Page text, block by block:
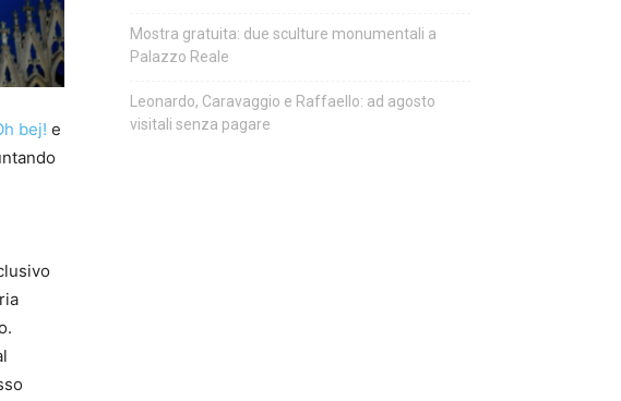
bej! e
Mostra gratuita: due sculture monumentali a
Palazzo Reale
Leonardo, Caravaggio e Raffaello: ad agosto
visitali senza pagare